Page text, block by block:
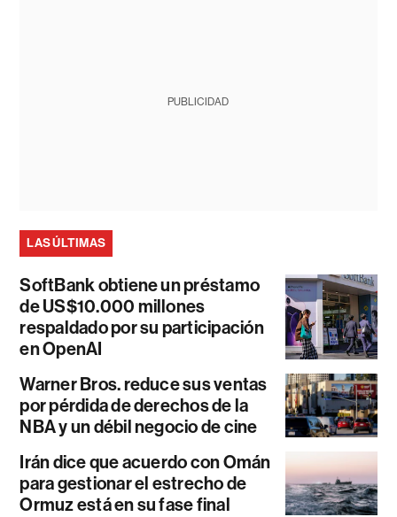
PUBLICIDAD
LAS ÚLTIMAS
SoftBank obtiene un préstamo
de US$10.000 millones
respaldado por su participación
en OpenAI
Warner Bros. reduce sus ventas
por pérdida de derechos de la
NBA y un débil negocio de cine
Irán dice que acuerdo con Omán
para gestionar el estrecho de
Ormuz está en su fase final